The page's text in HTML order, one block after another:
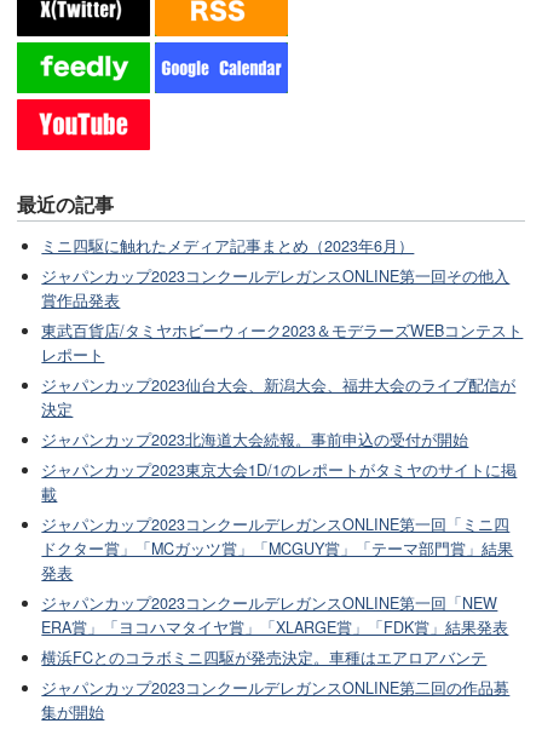
最近の記事
ミニ四駆に触れたメディア記事まとめ（2023年6月）
ジャパンカップ2023コンクールデレガンスONLINE第一回その他入
賞作品発表
東武百貨店/タミヤホビーウィーク2023＆モデラーズWEBコンテスト
レポート
ジャパンカップ2023仙台大会、新潟大会、福井大会のライブ配信が
決定
ジャパンカップ2023北海道大会続報。事前申込の受付が開始
ジャパンカップ2023東京大会1D/1のレポートがタミヤのサイトに掲
載
ジャパンカップ2023コンクールデレガンスONLINE第一回「ミニ四
ドクター賞」「MCガッツ賞」「MCGUY賞」「テーマ部門賞」結果
発表
ジャパンカップ2023コンクールデレガンスONLINE第一回「NEW
ERA賞」「ヨコハマタイヤ賞」「XLARGE賞」「FDK賞」結果発表
横浜FCとのコラボミニ四駆が発売決定。車種はエアロアバンテ
ジャパンカップ2023コンクールデレガンスONLINE第二回の作品募
集が開始